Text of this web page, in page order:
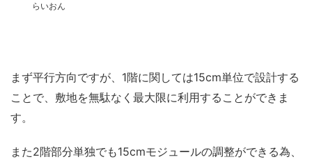
らいおん
まず平行方向ですが、1階に関しては15cm単位で設計する
ことで、敷地を無駄なく最大限に利用することができま
す。
また2階部分単独でも15cmモジュールの調整ができる為、